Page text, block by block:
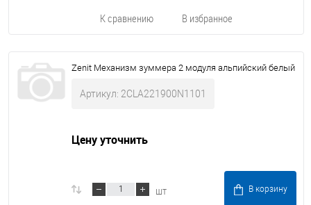
К сравнению В избранное
Zenit Механизм зуммера 2 модуля альпийский белый
Артикул: 2CLA221900N1101
Цену уточнить
шт В корзину